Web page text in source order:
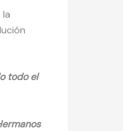
todo el